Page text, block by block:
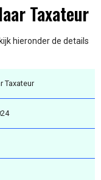
Taxateur
hieronder de details
Taxateur